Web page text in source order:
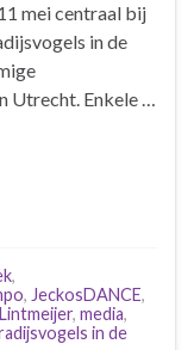
mei centraal bij
in de
Utrecht. Enkele …
,
, JeckosDANCE,
Lintmeijer, media,
in de